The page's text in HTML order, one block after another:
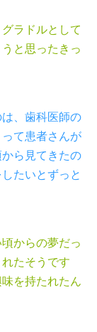
ラドルとして
と思ったきっ
、歯科医師の
て患者さんが
ら見てきたの
たいとずっと
からの夢だっ
たそうです
を持たれたん